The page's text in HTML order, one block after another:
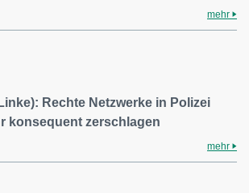
mehr
Rechte Netzwerke in Polizei
konsequent zerschlagen
mehr